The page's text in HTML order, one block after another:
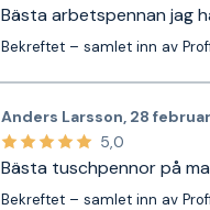
Bästa arbetspennan jag
Bekreftet – samlet inn av
Anders Larsson, 28 februar
5,0
Bästa tuschpennor på
Bekreftet – samlet inn av